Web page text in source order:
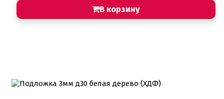
В корзину